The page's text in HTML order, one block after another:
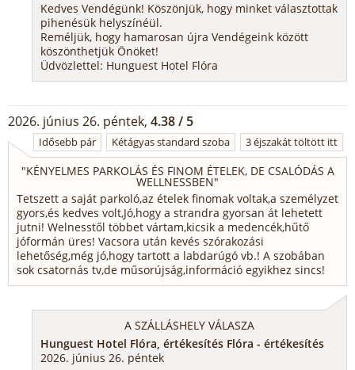
Kedves Vendégünk! Köszönjük, hogy minket választottak
pihenésük helyszínéül.
Reméljük, hogy hamarosan újra Vendégeink között
köszönthetjük Önöket!
Üdvözlettel: Hunguest Hotel Flóra
2026. június 26. péntek, 4.38 / 5
Idősebb pár Kétágyas standard szoba 3 éjszakát töltött itt
"KÉNYELMES PARKOLÁS ÉS FINOM ÉTELEK, DE CSALÓDÁS A
WELLNESSBEN"
Tetszett a saját parkoló,az ételek finomak voltak,a személyzet
gyors,és kedves volt,Jó,hogy a strandra gyorsan át lehetett
jutni! Welnesstől többet vártam,kicsik a medencék,hűtő
jóformán üres! Vacsora után kevés szórakozási
lehetőség,még jó,hogy tartott a labdarúgó vb.! A szobában
sok csatornás tv,de műsorújság,információ egyikhez sincs!
A SZÁLLÁSHELY VÁLASZA
Hunguest Hotel Flóra, értékesítés Flóra - értékesítés
2026. június 26. péntek